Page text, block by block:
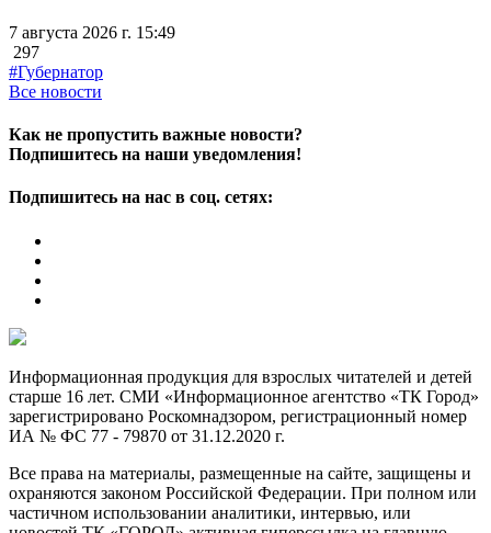
7 августа 2026 г. 15:49
297
#Губернатор
Все новости
Как не пропустить важные новости?
Подпишитесь на наши уведомления!
Подпишитесь на нас в соц. сетях:
Информационная продукция для взрослых читателей и детей
старше 16 лет. СМИ «Информационное агентство «ТК Город»
зарегистрировано Роскомнадзором, регистрационный номер
ИА № ФС 77 - 79870 от 31.12.2020 г.
Все права на материалы, размещенные на сайте, защищены и
охраняются законом Российской Федерации. При полном или
частичном использовании аналитики, интервью, или